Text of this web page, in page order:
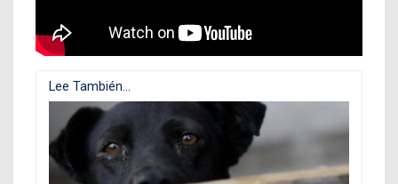
Lee También...